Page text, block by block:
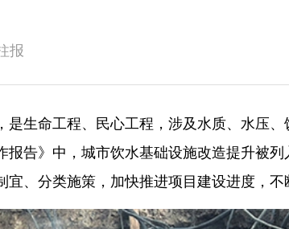
报
是生命工程、民心工程，涉及水质、水压
报告》中，城市饮水基础设施改造提升被
、分类施策，加快推进项目建设进度，不